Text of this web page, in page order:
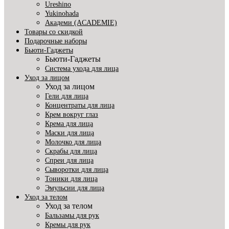
Ureshino
Yukinohada
Академи (ACADEMIE)
Товары со скидкой
Подарочные наборы
Бьюти-Гаджеты
Бьюти-Гаджеты
Система ухода для лица
Уход за лицом
Уход за лицом
Гели для лица
Концентраты для лица
Крем вокруг глаз
Крема для лица
Маски для лица
Молочко для лица
Скрабы для лица
Спреи для лица
Сыворотки для лица
Тоники для лица
Эмульсии для лица
Уход за телом
Уход за телом
Бальзамы для рук
Кремы для рук